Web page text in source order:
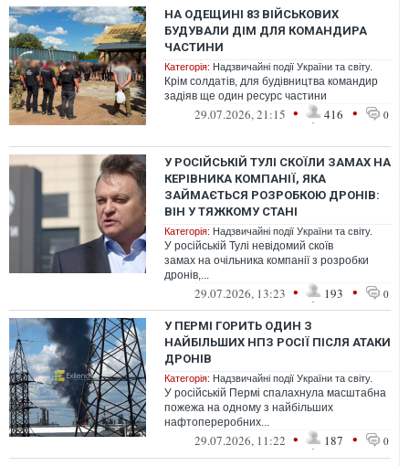
НА ОДЕЩИНІ 83 ВІЙСЬКОВИХ
БУДУВАЛИ ДІМ ДЛЯ КОМАНДИРА
ЧАСТИНИ
Категорія: Надзвичайні події України та світу.
Крім солдатів, для будівництва командир
задіяв ще один ресурс частини
29.07.2026, 21:15 • 416 • 0
У РОСІЙСЬКІЙ ТУЛІ СКОЇЛИ ЗАМАХ НА
КЕРІВНИКА КОМПАНІЇ, ЯКА
ЗАЙМАЄТЬСЯ РОЗРОБКОЮ ДРОНІВ:
ВІН У ТЯЖКОМУ СТАНІ
Категорія: Надзвичайні події України та світу.
У російській Тулі невідомий скоїв
замах на очільника компанії з розробки
дронів,...
29.07.2026, 13:23 • 193 • 0
У ПЕРМІ ГОРИТЬ ОДИН З
НАЙБІЛЬШИХ НПЗ РОСІЇ ПІСЛЯ АТАКИ
ДРОНІВ
Категорія: Надзвичайні події України та світу.
У російській Пермі спалахнула масштабна
пожежа на одному з найбільших
нафтопереробних...
29.07.2026, 11:22 • 187 • 0